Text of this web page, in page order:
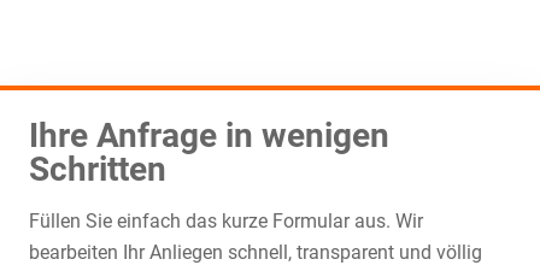
Ihre Anfrage in wenigen
Schritten
Füllen Sie einfach das kurze Formular aus. Wir
bearbeiten Ihr Anliegen schnell, transparent und völlig